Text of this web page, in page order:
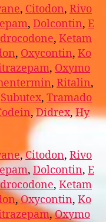
, Citodon, Rivo
, Dolcontin, E
, Ketam
, Oxycontin, Ko
, Oxymo
, Ritalin,
Subutex, Tramado
,Didrex,Hy
,Citodon, Rivo
, Dolcontin, E
, Ketam
,Oxycontin, Ko
,Oxymo